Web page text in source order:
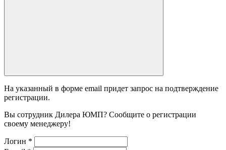
На указанный в форме email придет запрос на подтверждение
регистрации.
Вы сотрудник Дилера ЮМП? Сообщите о регистрации
своему менеджеру!
Логин *